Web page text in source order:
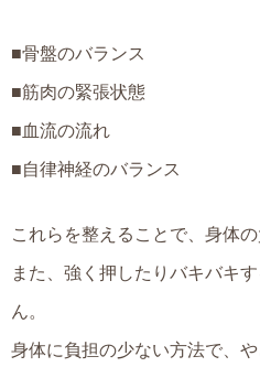
■骨盤のバランス
■筋肉の緊張状態
■血流の流れ
■自律神経のバランス
これらを整えることで、身体
また、強く押したりバキバキ
ん。
身体に負担の少ない方法で、や